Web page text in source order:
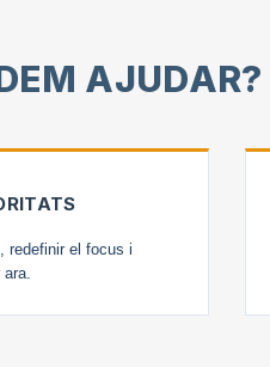
AJUDAR?
redefinir el focus i
ara.